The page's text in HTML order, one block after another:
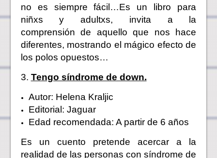
no es siempre fácil…Es un libro para
niñxs y adultxs, invita a la
comprensión de aquello que nos hace
diferentes, mostrando el mágico efecto de
los polos opuestos…
3. Tengo síndrome de down.
Autor: Helena Kraljic
Editorial: Jaguar
Edad recomendada: A partir de 6 años
Es un cuento pretende acercar a la
realidad de las personas con síndrome de